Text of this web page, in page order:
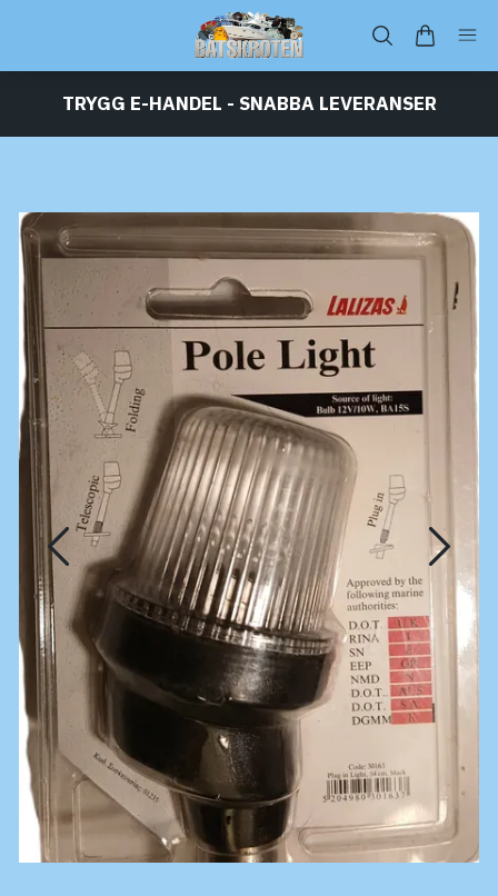
TRYGG E-HANDEL - SNABBA LEVERANSER